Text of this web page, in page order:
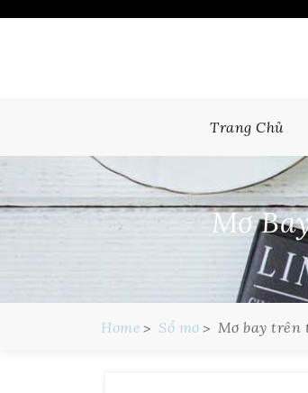
Trang Chủ
Mơ
Home Sổ mơ Mơ bay trên